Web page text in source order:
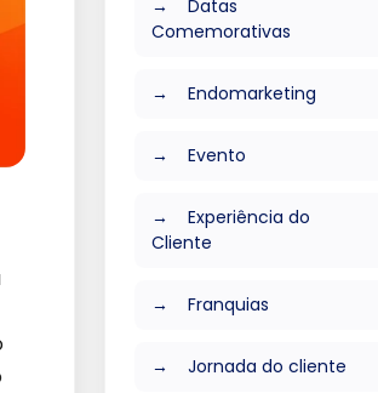
Datas
Comemorativas
Endomarketing
Evento
Experiência do
Cliente
Franquias
Jornada do cliente